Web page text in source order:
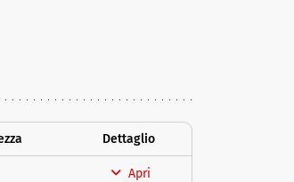
Dettaglio
Apri